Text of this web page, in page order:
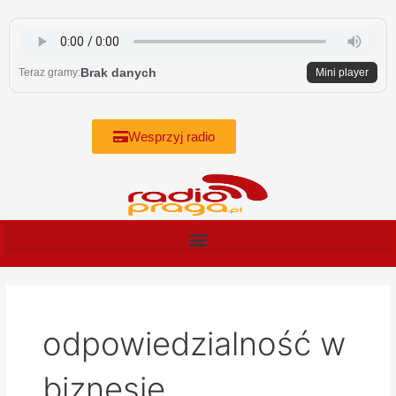
content
Teraz gramy:Brak danych Mini player
Wesprzyj radio
odpowiedzialność w